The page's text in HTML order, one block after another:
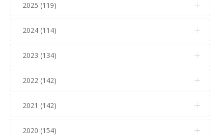
2025 (119)
Diciembre (12)
Noviembre (17)
Septiembre (5)
Agosto (5)
Julio (10)
2024 (114)
Diciembre (10)
Noviembre (14)
Septiembre (7)
2023 (134)
Diciembre (11)
Noviembre (12)
2022 (142)
Diciembre (15)
Noviembre (15)
2021 (142)
Diciembre (6)
2020 (154)